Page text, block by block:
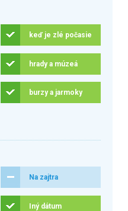
keď je zlé počasie
hrady a múzeá
burzy a jarmoky
Na zajtra
Iný dátum